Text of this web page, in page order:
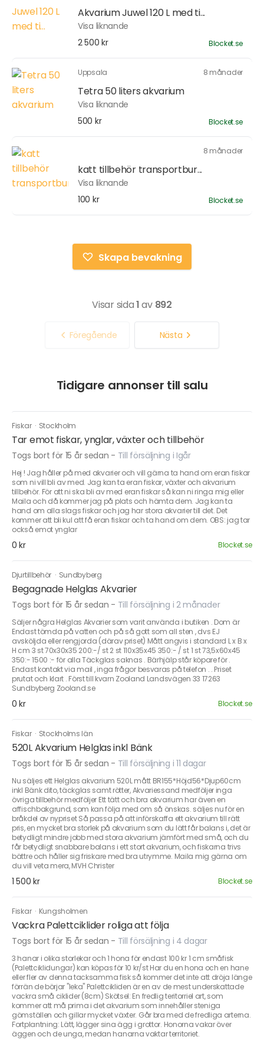
Akvarium Juwel 120 L med ti...
Visa liknande
2 500 kr
Blocket.se
Uppsala 8 månader
Tetra 50 liters akvarium
Visa liknande
500 kr
Blocket.se
8 månader
katt tillbehör transportbur...
Visa liknande
100 kr
Blocket.se
Skapa bevakning
Visar sida1av 892
Föregående Nästa
Tidigare annonser till salu
Fiskar · Stockholm
Tar emot fiskar, ynglar, växter och tillbehör
Togs bort för 15 år sedan - Till försäljning i Igår
Hej ! Jag håller på med akvarier och vill gärna ta hand om eran fiskar
som ni vill bli av med. Jag kan ta eran fiskar, växter och akvarium
tillbehör. För att ni ska bli av med eran fiskar så kan ni ringa mig eller
Maila och då kommer jag på plats och hämta dem. Jag kan ta
hand om alla slags fiskar och jag har stora akvarier till det. Det
kommer att bli kul att få eran fiskar och ta hand om dem. OBS: jag tar
också emot ynglar
0 kr Blocket.se
Djurtillbehör · Sundbyberg
Begagnade Helglas Akvarier
Togs bort för 15 år sedan - Till försäljning i 2 månader
Säljer några Helglas Akvarier som varit använda i butiken . Dom är
Endast tömda på vatten och på så gott som all sten , dvs EJ
avsköljda eller rengjorda (därav priset) Mått angvis i standard L x B x
H cm 3 st 70x30x35 200:-/ st 2 st 110x35x45 350:- / st 1 st 73,5x60x45
350:- 1500 :- för alla Täckglas saknas . Bärhjälp står köpare för .
Endast kontakt via mail , inga frågor besvaras på telefon . . Priset
prutat och klart . Först till kvarn Zooland Landsvägen 33 17263
Sundbyberg Zooland.se
0 kr Blocket.se
Fiskar · Stockholms län
520L Akvarium Helglas inkl Bänk
Togs bort för 15 år sedan - Till försäljning i 11 dagar
Nu säljes ett Helglas akvarium 520L mått BR155*Höjd56*Djup60cm
inkl Bänk dito, täckglas samt rötter, Akvariessand medföljer inga
övriga tillbehör medföljer Ett tätt och bra akvarium har även en
affischbakgrund, som kan följa med om så önskas. säljes nu för en
bråkdel av nypriset Så passa på att införskaffa ett akvarium till rätt
pris, en mycket bra storlek på akvarium som du lätt får balans i, det är
betydligt mindre jobb med stora akvarium jämfört med små, och du
får betydligt snabbare balans i ett stort akvarium, och fiskarna trivs
bättre och håller sig friskare med bra utrymme. Maila mig gärna om
du vill veta mera, MVH Christer
1 500 kr Blocket.se
Fiskar · Kungsholmen
Vackra Palettciklider roliga att följa
Togs bort för 15 år sedan - Till försäljning i 4 dagar
3 hanar i olika storlekar och 1 hona för endast 100 kr 1 cm småfisk
(Palettciklidungar) kan köpas för 10 kr/st Har du en hona och en hane
eller fler av denna tacksamma fisk så kommer det inte att dröja länge
förrän de börjar "leka" Palettcikliden är en av de mest underskattade
vackra små ciklider (8cm) Skötsel: En fredlig teritorriel art, som
kommer att må prima i det akvarium som innehåller steniga
gömställen och gillar mycket växter. Går bra med de fredliga arterna.
Fortplantning: Lätt, lägger sina ägg i grottor. Honorna vakar över
äggen och de unga, medan hanarna vaktar territoriet.